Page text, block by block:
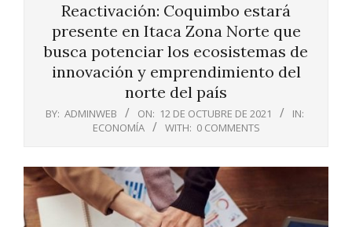
Reactivación: Coquimbo estará
presente en Itaca Zona Norte que
busca potenciar los ecosistemas de
innovación y emprendimiento del
norte del país
BY: ADMINWEB ON: 12 DE OCTUBRE DE 2021
IN:
ECONOMÍA
WITH: 0 COMMENTS